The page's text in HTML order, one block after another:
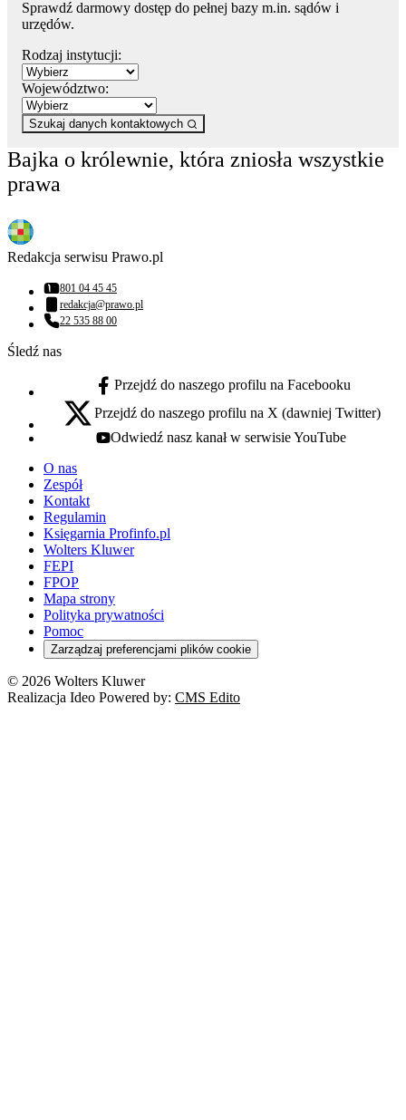
Sprawdź darmowy dostęp do pełnej bazy m.in. sądów i
urzędów.
Rodzaj instytucji:
Województwo:
Szukaj danych kontaktowych
Bajka o królewnie, która zniosła wszystkie
prawa
Redakcja serwisu Prawo.pl
Numer telefonu:
801 04 45 45
Adres email:
redakcja@prawo.pl
Numer telefonu:
22 535 88 00
Śledź nas
facebook - otwiera się w nowej karcie
Przejdź do naszego profilu na Facebooku
x - otwiera się w nowej karcie
Przejdź do naszego profilu na X (dawniej Twitter)
youtube - otwiera się w nowej karcie
Odwiedź nasz kanał w serwisie YouTube
O nas
Zespół
Kontakt
Regulamin
Księgarnia Profinfo.pl
Wolters Kluwer
FEPI
FPOP
Mapa strony
Polityka prywatności
Pomoc
Zarządzaj preferencjami plików cookie
© 2026 Wolters Kluwer
Realizacja Ideo Powered by: CMS Edito